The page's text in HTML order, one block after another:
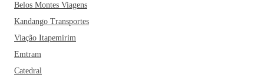
Belos Montes Viagens
Kandango Transportes
Viação Itapemirim
Emtram
Catedral